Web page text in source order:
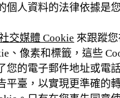
個人資料的法律依據是
交媒體 Cookie 來跟蹤
、像素和標籤，這些
您的電子郵件地址或電
平臺，以實現更準確的